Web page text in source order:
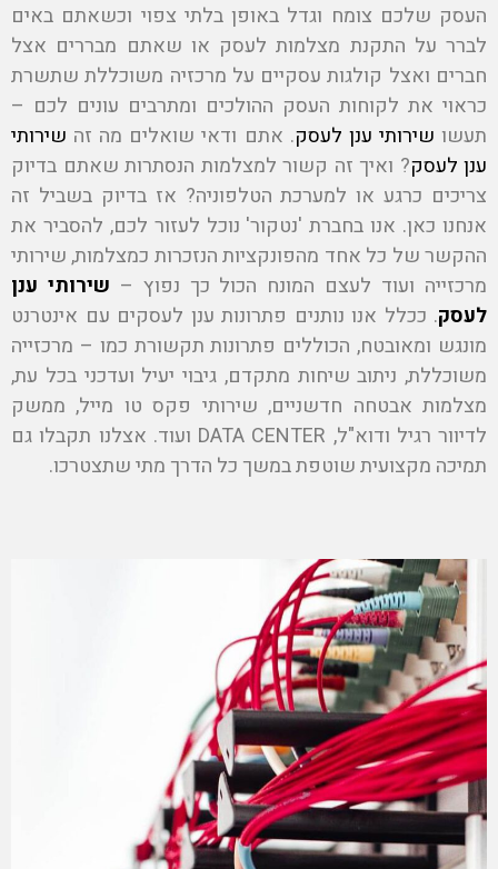
העסק שלכם צומח וגדל באופן בלתי צפוי וכשאתם באים
לברר על התקנת מצלמות לעסק או שאתם מבררים אצל
חברים ואצל קולגות עסקיים על מרכזיה משוכללת שתשרת
כראוי את לקוחות העסק ההולכים ומתרבים עונים לכם –
תעשו שירותי ענן לעסק. אתם ודאי שואלים מה זה שירותי
ענן לעסק? ואיך זה קשור למצלמות הנסתרות שאתם בדיוק
צריכים כרגע או למערכת הטלפוניה? אז בדיוק בשביל זה
אנחנו כאן. אנו בחברת 'נטקור' נוכל לעזור לכם, להסביר את
ההקשר של כל אחד מהפונקציות הנזכרות כמצלמות, שירותי
מרכזייה ועוד לעצם המונח הכול כך נפוץ – שירותי ענן
לעסק. ככלל אנו נותנים פתרונות ענן לעסקים עם אינטרנט
מונגש ומאובטח, הכוללים פתרונות תקשורת כמו – מרכזייה
משוכללת, ניתוב שיחות מתקדם, גיבוי יעיל ועדכני בכל עת,
מצלמות אבטחה חדשניים, שירותי פקס טו מייל, ממשק
לדיוור רגיל ודוא"ל, DATA CENTER ועוד. אצלנו תקבלו גם
תמיכה מקצועית שוטפת במשך כל הדרך מתי שתצטרכו.